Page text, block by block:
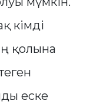
кімді
қолына
еске